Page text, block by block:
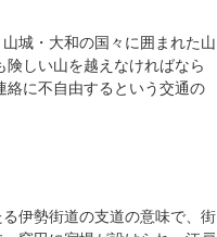
城・大和の国々に囲まれた山
しい山を越えなければなら
絡に不自由するという交通の
伊勢街道の支道の意味で、街